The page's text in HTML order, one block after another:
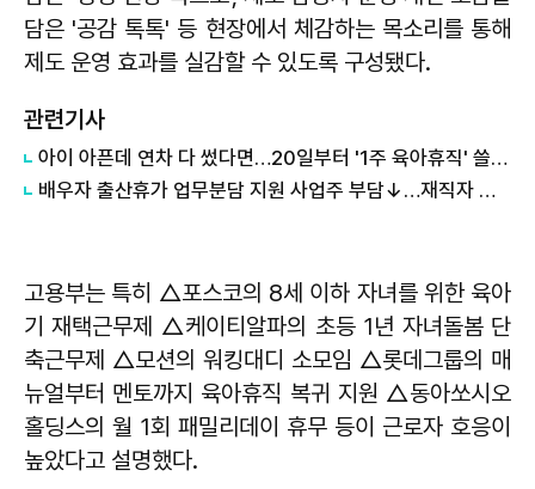
담은 '공감 톡톡' 등 현장에서 체감하는 목소리를 통해
제도 운영 효과를 실감할 수 있도록 구성됐다.
관련기사
아이 아픈데 연차 다 썼다면…20일부터 '1주 육아휴직' 쓸 수 있다
배우자 출산휴가 업무분담 지원 사업주 부담↓…재직자 훈련수당 근거도
고용부는 특히 △포스코의 8세 이하 자녀를 위한 육아
기 재택근무제 △케이티알파의 초등 1년 자녀돌봄 단
축근무제 △모션의 워킹대디 소모임 △롯데그룹의 매
뉴얼부터 멘토까지 육아휴직 복귀 지원 △동아쏘시오
홀딩스의 월 1회 패밀리데이 휴무 등이 근로자 호응이
높았다고 설명했다.